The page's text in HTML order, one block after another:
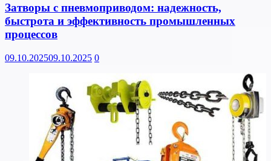
Затворы с пневмоприводом: надежность,
быстрота и эффективность промышленных
процессов
09.10.202509.10.2025 0